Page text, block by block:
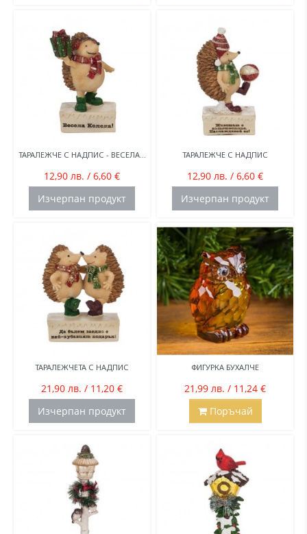
ТАРАЛЕЖЧЕ С НАДПИС - ВЕСЕЛА...
12,90 лв. / 6,60 €
Изчерпан продукт
ТАРАЛЕЖЧЕ С НАДПИС
12,90 лв. / 6,60 €
Изчерпан продукт
ТАРАЛЕЖЧЕТА С НАДПИС
21,90 лв. / 11,20 €
Изчерпан продукт
ФИГУРКА БУХАЛЧЕ
21,99 лв. / 11,24 €
Поръчай